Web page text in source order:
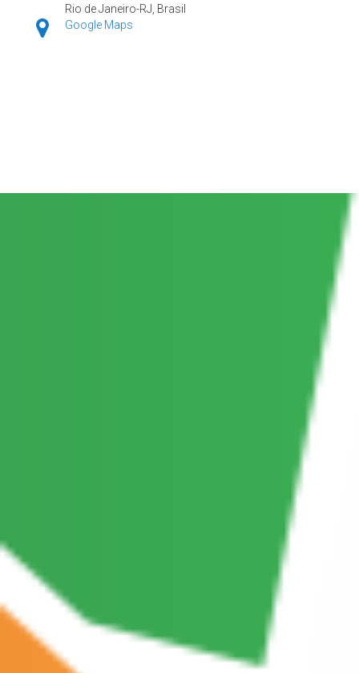
Rio de Janeiro-RJ, Brasil
Google Maps